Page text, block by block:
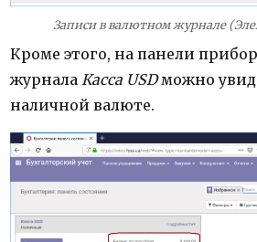
Записи в валютном журнале
Кроме этого, на панели
журнала Касса USDможно
наличной валюте.